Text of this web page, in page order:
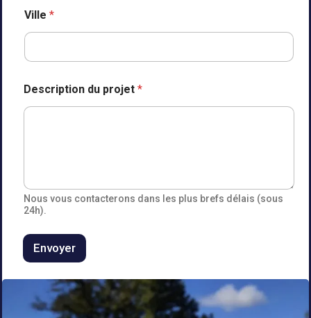
Ville *
r
o
l
é
p
o
e
E
m
Description du projet *
Nous vous contacterons dans les plus brefs délais (sous
24h).
Envoyer